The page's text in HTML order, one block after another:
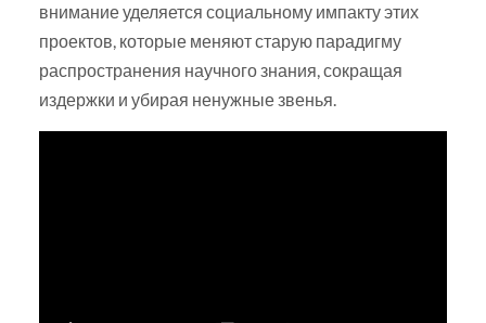
внимание уделяется социальному импакту этих
проектов, которые меняют старую парадигму
распространения научного знания, сокращая
издержки и убирая ненужные звенья.